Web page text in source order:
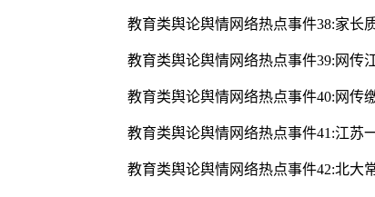
教育类舆论舆情网络热点事件38:家长
教育类舆论舆情网络热点事件39:网传
教育类舆论舆情网络热点事件40:网传
教育类舆论舆情网络热点事件41:江苏
教育类舆论舆情网络热点事件42:北大